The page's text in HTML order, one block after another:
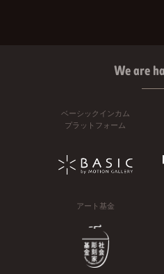
We are
ベーシックインカム
プラットフォーム
アート基金